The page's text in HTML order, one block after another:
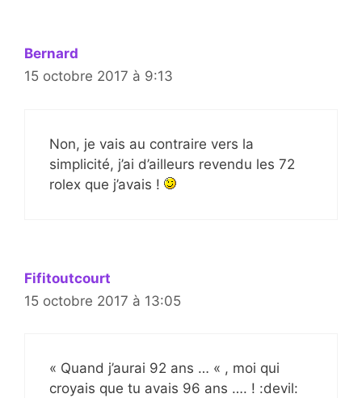
Bernard
15 octobre 2017 à 9:13
Non, je vais au contraire vers la
simplicité, j’ai d’ailleurs revendu les 72
rolex que j’avais !
Fifitoutcourt
15 octobre 2017 à 13:05
« Quand j’aurai 92 ans … « , moi qui
croyais que tu avais 96 ans …. ! :devil: